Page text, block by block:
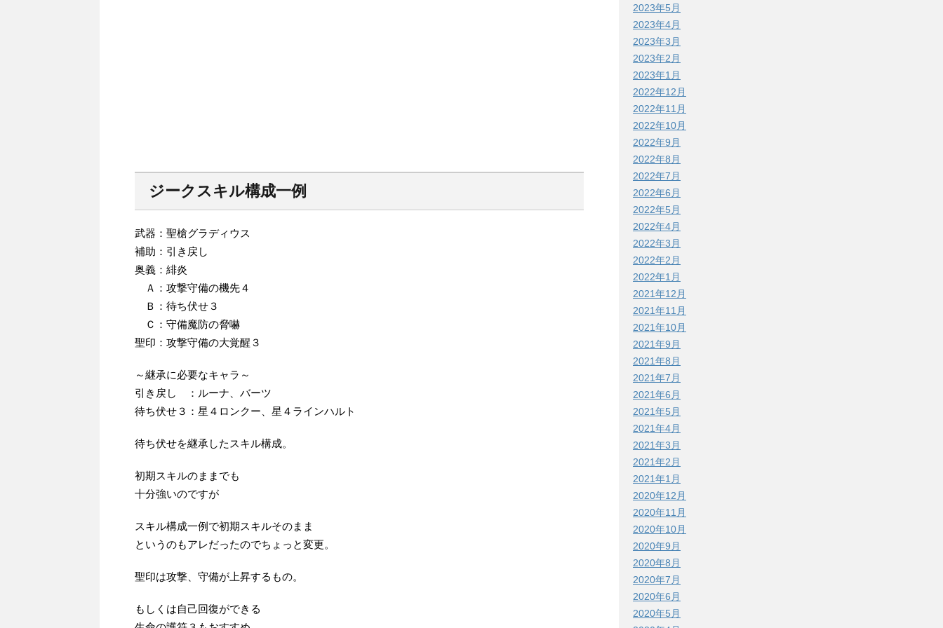
ジークスキル構成一例
武器：聖槍グラディウス
補助：引き戻し
奥義：緋炎
Ａ：攻撃守備の機先４
Ｂ：待ち伏せ３
Ｃ：守備魔防の脅嚇
聖印：攻撃守備の大覚醒３
～継承に必要なキャラ～
引き戻し ：ルーナ、バーツ
待ち伏せ３：星４ロンクー、星４ラインハルト
待ち伏せを継承したスキル構成。
初期スキルのままでも
十分強いのですが
スキル構成一例で初期スキルそのまま
というのもアレだったのでちょっと変更。
聖印は攻撃、守備が上昇するもの。
もしくは自己回復ができる
2023年5月
2023年4月
2023年3月
2023年2月
2023年1月
2022年12月
2022年11月
2022年10月
2022年9月
2022年8月
2022年7月
2022年6月
2022年5月
2022年4月
2022年3月
2022年2月
2022年1月
2021年12月
2021年11月
2021年10月
2021年9月
2021年8月
2021年7月
2021年6月
2021年5月
2021年4月
2021年3月
2021年2月
2021年1月
2020年12月
2020年11月
2020年10月
2020年9月
2020年8月
2020年7月
2020年6月
2020年5月